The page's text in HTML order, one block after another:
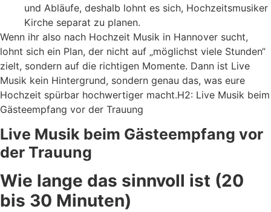
und Abläufe, deshalb lohnt es sich, Hochzeitsmusiker
Kirche separat zu planen.
Wenn ihr also nach Hochzeit Musik in Hannover sucht,
lohnt sich ein Plan, der nicht auf „möglichst viele Stunden“
zielt, sondern auf die richtigen Momente. Dann ist Live
Musik kein Hintergrund, sondern genau das, was eure
Hochzeit spürbar hochwertiger macht.H2: Live Musik beim
Gästeempfang vor der Trauung
Live Musik beim Gästeempfang vor
der Trauung
Wie lange das sinnvoll ist (20
bis 30 Minuten)